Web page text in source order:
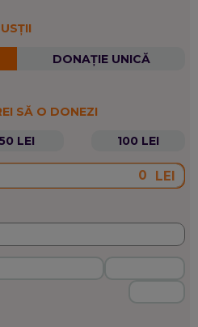
DONAȚIE UNICĂ
SĂ O DONEZI
LEI 100 LEI
LEI